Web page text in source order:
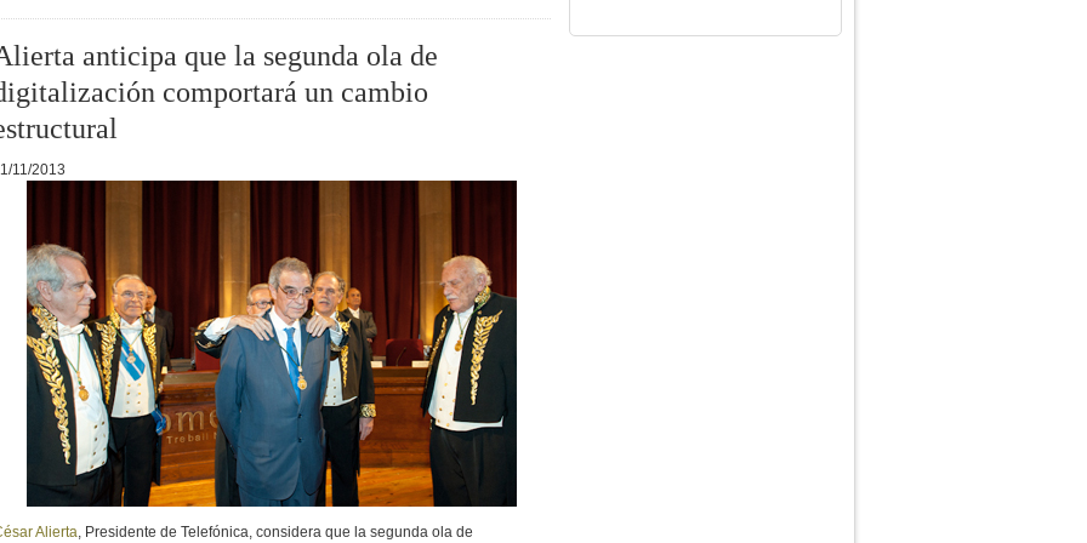
anticipa que la segunda ola de
comportará un cambio
11/2013
Alierta , Presidente de Telefónica, considera que la segunda ola de